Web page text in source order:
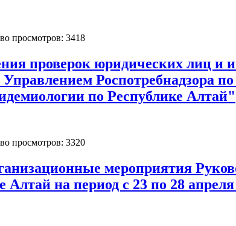
просмотров: 3418
проверок юридических лиц и
Управлением Роспотребнадзора
по Республике Алтай"
просмотров: 3320
мероприятия
Алтай на период с 23 по 28 апреля